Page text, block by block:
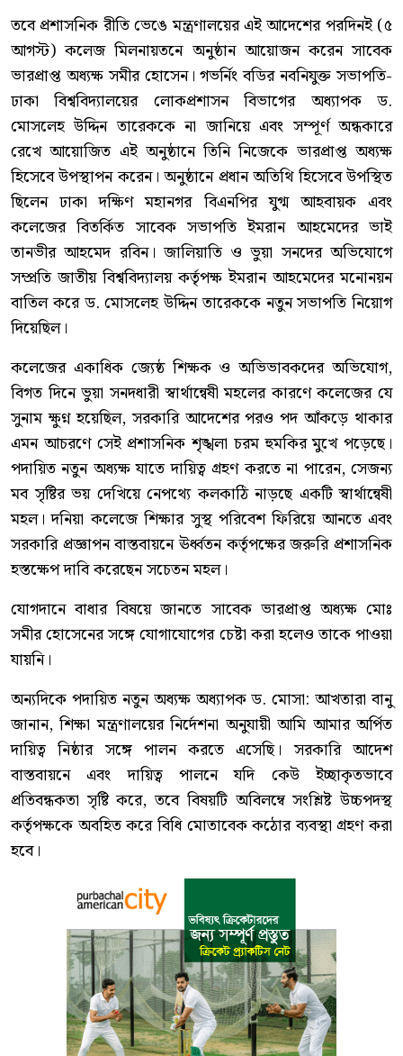
তবে প্রশাসনিক রীতি ভেঙে মন্ত্রণালয়ের এই আদেশের পরদিনই (৫
আগস্ট) কলেজ মিলনায়তনে অনুষ্ঠান আয়োজন করেন সাবেক
ভারপ্রাপ্ত অধ্যক্ষ সমীর হোসেন। গভর্নিং বডির নবনিযুক্ত সভাপতি-
ঢাকা বিশ্ববিদ্যালয়ের লোকপ্রশাসন বিভাগের অধ্যাপক ড.
মোসলেহ উদ্দিন তারেককে না জানিয়ে এবং সম্পূর্ণ অন্ধকারে
রেখে আয়োজিত এই অনুষ্ঠানে তিনি নিজেকে ভারপ্রাপ্ত অধ্যক্ষ
হিসেবে উপস্থাপন করেন। অনুষ্ঠানে প্রধান অতিথি হিসেবে উপস্থিত
ছিলেন ঢাকা দক্ষিণ মহানগর বিএনপির যুগ্ম আহবায়ক এবং
কলেজের বিতর্কিত সাবেক সভাপতি ইমরান আহমেদের ভাই
তানভীর আহমেদ রবিন। জালিয়াতি ও ভুয়া সনদের অভিযোগে
সম্প্রতি জাতীয় বিশ্ববিদ্যালয় কর্তৃপক্ষ ইমরান আহমেদের মনোনয়ন
বাতিল করে ড. মোসলেহ উদ্দিন তারেককে নতুন সভাপতি নিয়োগ
দিয়েছিল।
কলেজের একাধিক জ্যেষ্ঠ শিক্ষক ও অভিভাবকদের অভিযোগ,
বিগত দিনে ভুয়া সনদধারী স্বার্থান্বেষী মহলের কারণে কলেজের যে
সুনাম ক্ষুণ্ন হয়েছিল, সরকারি আদেশের পরও পদ আঁকড়ে থাকার
এমন আচরণে সেই প্রশাসনিক শৃঙ্খলা চরম হুমকির মুখে পড়েছে।
পদায়িত নতুন অধ্যক্ষ যাতে দায়িত্ব গ্রহণ করতে না পারেন, সেজন্য
মব সৃষ্টির ভয় দেখিয়ে নেপথ্যে কলকাঠি নাড়ছে একটি স্বার্থান্বেষী
মহল। দনিয়া কলেজে শিক্ষার সুস্থ পরিবেশ ফিরিয়ে আনতে এবং
সরকারি প্রজ্ঞাপন বাস্তবায়নে ঊর্ধ্বতন কর্তৃপক্ষের জরুরি প্রশাসনিক
হস্তক্ষেপ দাবি করেছেন সচেতন মহল।
যোগদানে বাধার বিষয়ে জানতে সাবেক ভারপ্রাপ্ত অধ্যক্ষ মোঃ
সমীর হোসেনের সঙ্গে যোগাযোগের চেষ্টা করা হলেও তাকে পাওয়া
যায়নি।
অন্যদিকে পদায়িত নতুন অধ্যক্ষ অধ্যাপক ড. মোসা: আখতারা বানু
জানান, শিক্ষা মন্ত্রণালয়ের নির্দেশনা অনুযায়ী আমি আমার অর্পিত
দায়িত্ব নিষ্ঠার সঙ্গে পালন করতে এসেছি। সরকারি আদেশ
বাস্তবায়নে এবং দায়িত্ব পালনে যদি কেউ ইচ্ছাকৃতভাবে
প্রতিবন্ধকতা সৃষ্টি করে, তবে বিষয়টি অবিলম্বে সংশ্লিষ্ট উচ্চপদস্থ
কর্তৃপক্ষকে অবহিত করে বিধি মোতাবেক কঠোর ব্যবস্থা গ্রহণ করা
হবে।